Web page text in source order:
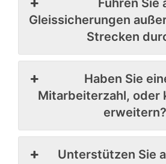
Führen Sie
Gleissicherungen
Strecken
Haben Sie
Mitarbeiterzahl, oder
erweitern?
Unterstützen Sie